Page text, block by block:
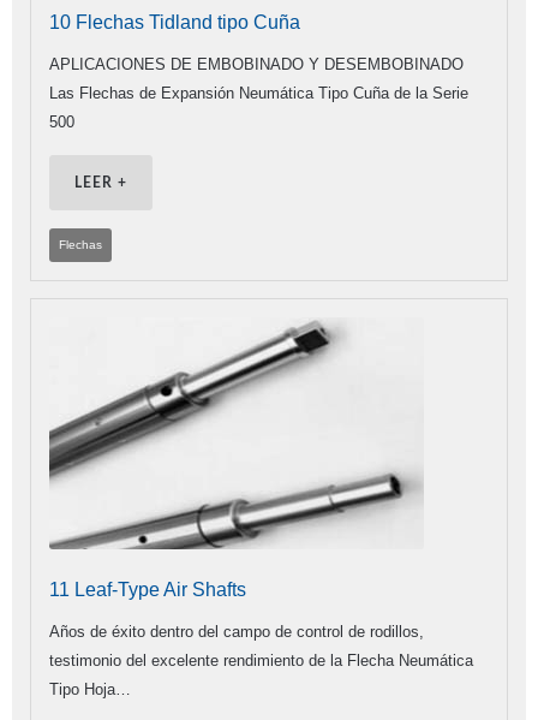
10 Flechas Tidland tipo Cuña
APLICACIONES DE EMBOBINADO Y DESEMBOBINADO
Las Flechas de Expansión Neumática Tipo Cuña de la Serie
500
LEER +
Flechas
11 Leaf-Type Air Shafts
Años de éxito dentro del campo de control de rodillos,
testimonio del excelente rendimiento de la Flecha Neumática
Tipo Hoja…